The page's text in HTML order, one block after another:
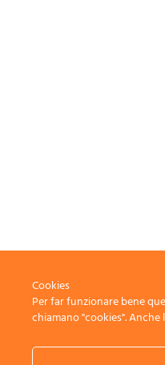
Cookies
Per far funzionare bene
chiamano "cookies".